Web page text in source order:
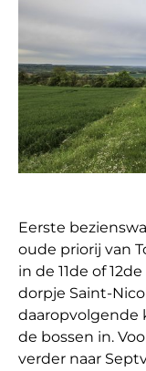
Eerste
oude priorij van
in de 11de of
dorpje Saint-
daaropvolgende
de bossen in.
verder naar